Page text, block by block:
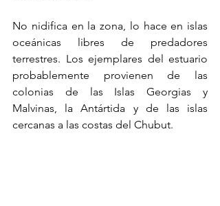
No nidifica en la zona, lo hace en islas
oceánicas libres de predadores
terrestres. Los ejemplares del estuario
probablemente provienen de las
colonias de las Islas Georgias y
Malvinas, la Antártida y de las islas
cercanas a las costas del Chubut.